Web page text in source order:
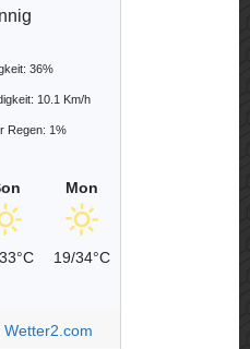
36%
10.1 Km/h
Regen: 1%
Mon
19/34°C
Wetter2.com